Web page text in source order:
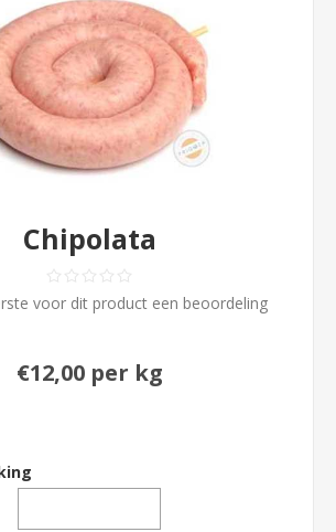
Chipolata
voor dit product een beoordeling
€12,00 per kg